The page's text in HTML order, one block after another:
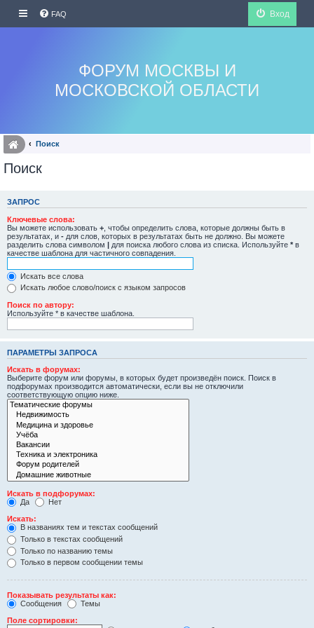
FAQ Вход
ФОРУМ МОСКВЫ И
МОСКОВСКОЙ ОБЛАСТИ
Поиск
Поиск
ЗАПРОС
Ключевые слова:
Вы можете использовать + , чтобы определить слова, которые должны быть в
результатах, и - для слов, которых в результатах быть не должно. Вы можете
разделить слова символом | для поиска любого слова из списка. Используйте * в
качестве шаблона для частичного совпадения.
Искать все слова
Искать любое слово/поиск с языком запросов
Поиск по автору:
Используйте * в качестве шаблона.
ПАРАМЕТРЫ ЗАПРОСА
Искать в форумах:
Выберите форум или форумы, в которых будет произведён поиск. Поиск в
подфорумах производится автоматически, если вы не отключили
соответствующую опцию ниже.
Искать в подфорумах:
Да
Нет
Искать:
В названиях тем и текстах сообщений
Только в текстах сообщений
Только по названию темы
Только в первом сообщении темы
Показывать результаты как:
Сообщения
Темы
Поле сортировки: